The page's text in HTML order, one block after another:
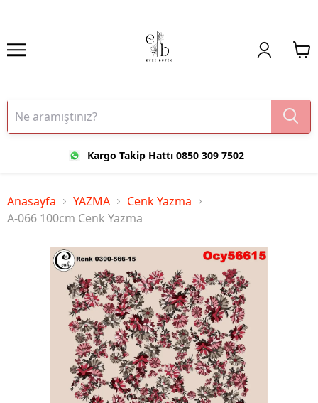
Kargo Takip Hattı 0850 309 7502
Anasayfa YAZMA
Cenk Yazma
A-066 100cm Cenk Yazma